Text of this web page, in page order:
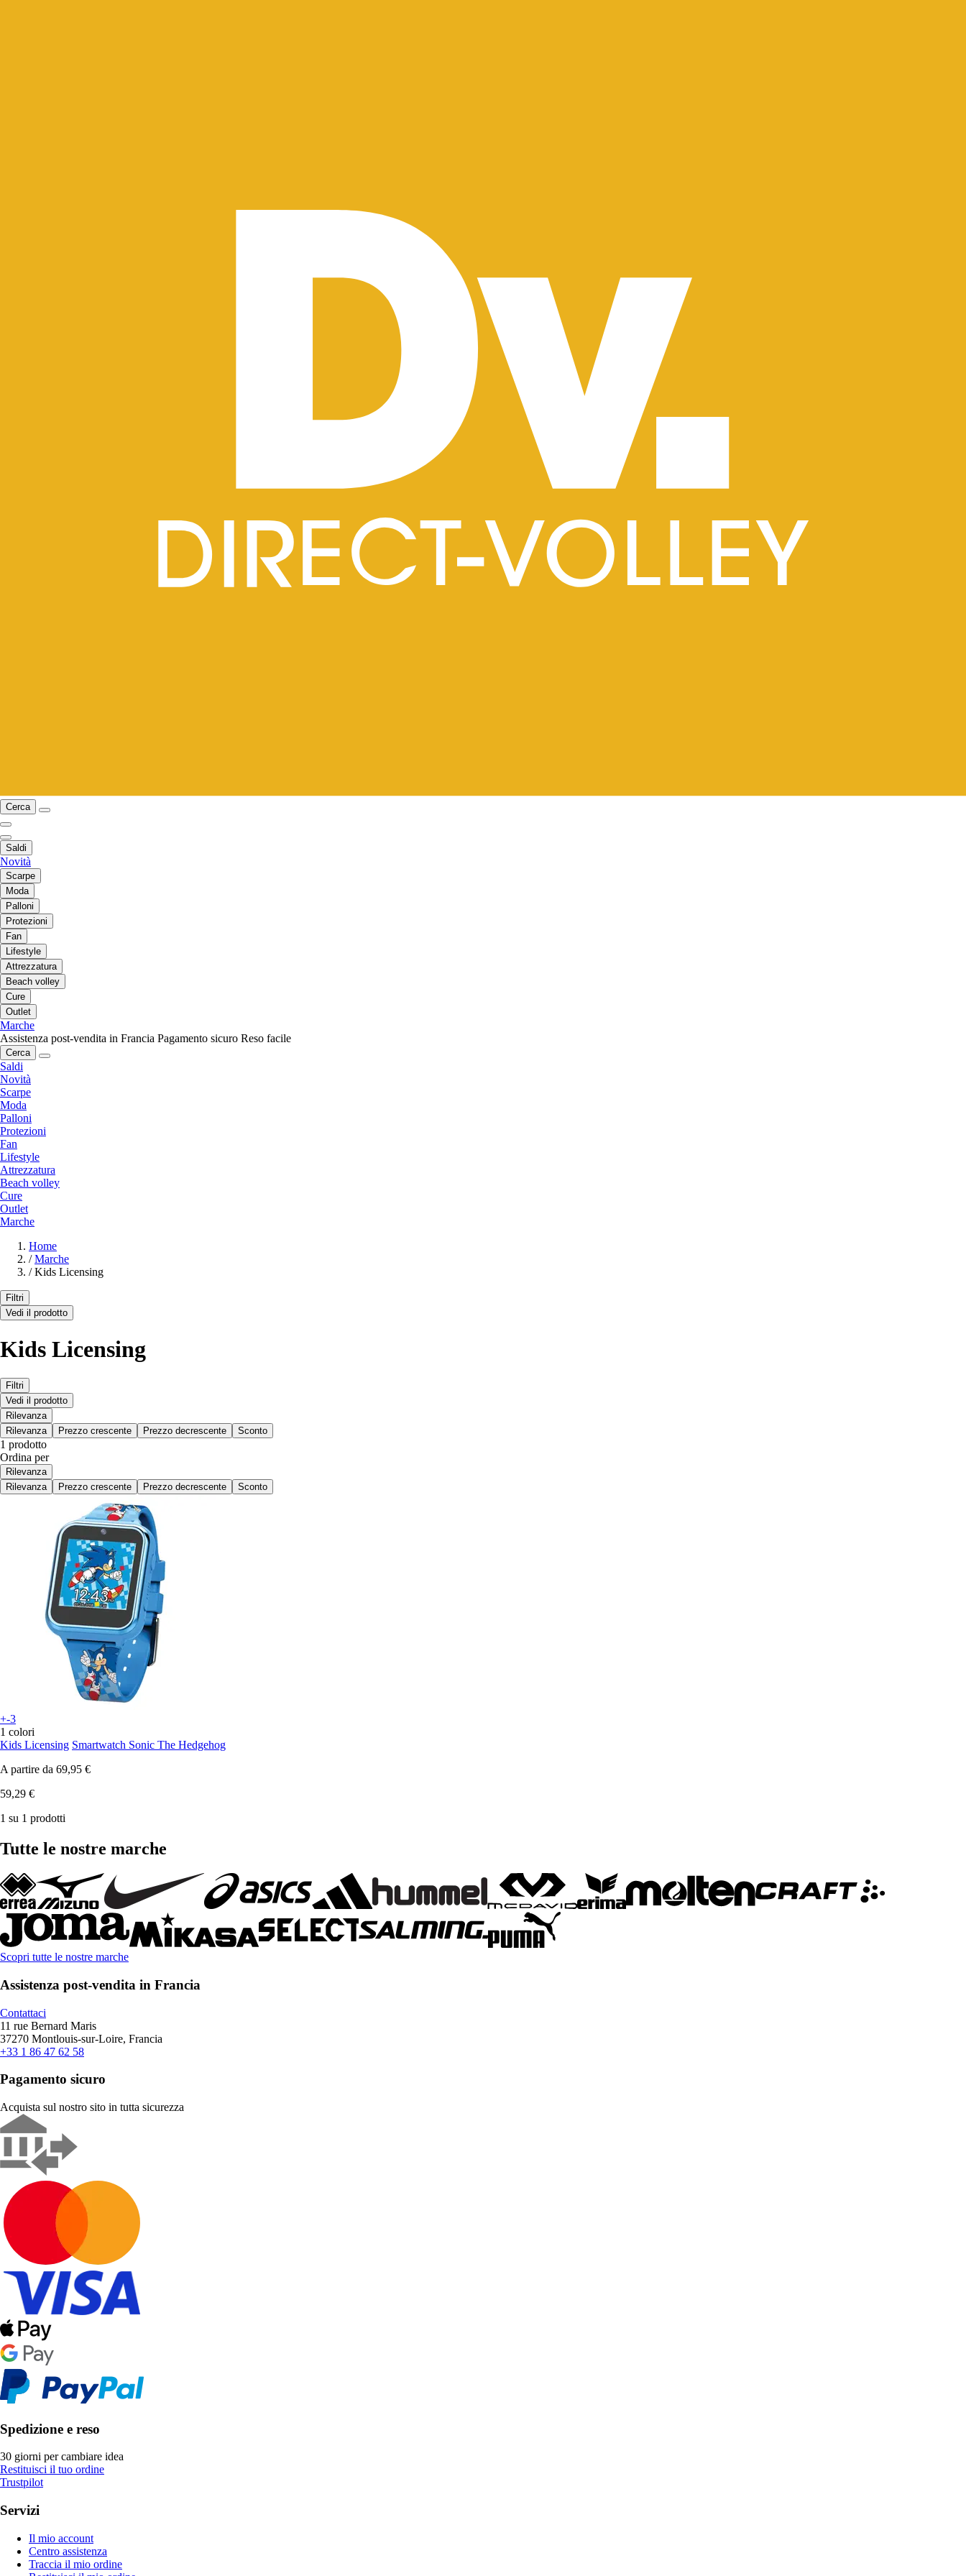
Cerca
Saldi
Novità
Scarpe
Moda
Palloni
Protezioni
Fan
Lifestyle
Attrezzatura
Beach volley
Cure
Outlet
Marche
Assistenza post-vendita in Francia Pagamento sicuro Reso facile
Cerca
Saldi
Novità
Scarpe
Moda
Palloni
Protezioni
Fan
Lifestyle
Attrezzatura
Beach volley
Cure
Outlet
Marche
Home
/ Marche
/ Kids Licensing
Filtri
Vedi il prodotto
Kids Licensing
Filtri
Vedi il prodotto
Rilevanza
Rilevanza
Prezzo crescente Prezzo decrescente Sconto
1 prodotto
Ordina per
Rilevanza
Rilevanza
Prezzo crescente Prezzo decrescente Sconto
+-3
1 colori
Kids Licensing Smartwatch Sonic The Hedgehog
A partire da 69,95 €
59,29 €
1 su 1 prodotti
Tutte le nostre marche
Scopri tutte le nostre marche
Assistenza post-vendita in Francia
Contattaci
11 rue Bernard Maris
37270 Montlouis-sur-Loire, Francia
+33 1 86 47 62 58
Pagamento sicuro
Acquista sul nostro sito in tutta sicurezza
Spedizione e reso
30 giorni per cambiare idea
Restituisci il tuo ordine
Trustpilot
Servizi
Il mio account
Centro assistenza
Traccia il mio ordine